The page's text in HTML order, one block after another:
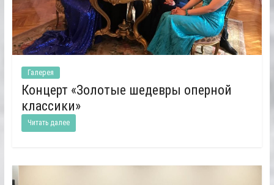
Галерея
Концерт «Золотые шедевры оперной
классики»
Читать далее